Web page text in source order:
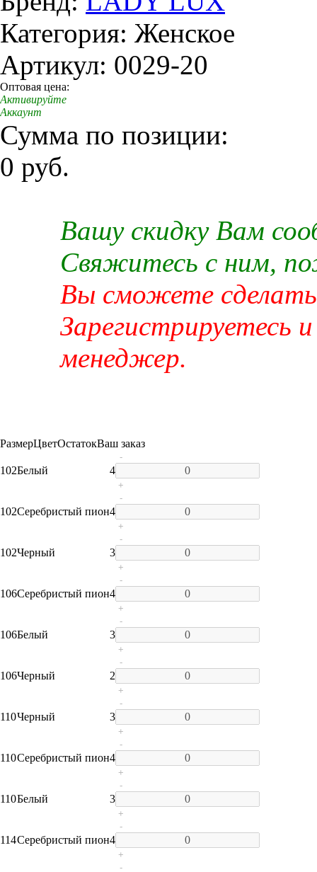
Категория: Женское
Артикул: 0029-20
Оптовая цена:
Активируйте
Аккаунт
Сумма по позиции:
0 руб.
Вашу скидку Вам
Свяжитесь с ним,
Вы сможете сделать
Зарегистрируетесь
менеджер.
РазмерЦветОстатокВаш заказ
102Белый 4
-
+
102Серебристый пион4
-
+
102Черный 3
-
+
106Серебристый пион4
-
+
106Белый 3
-
+
106Черный 2
-
+
110Черный 3
-
+
110Серебристый пион4
-
+
110Белый 3
-
+
114Серебристый пион4
-
+
-